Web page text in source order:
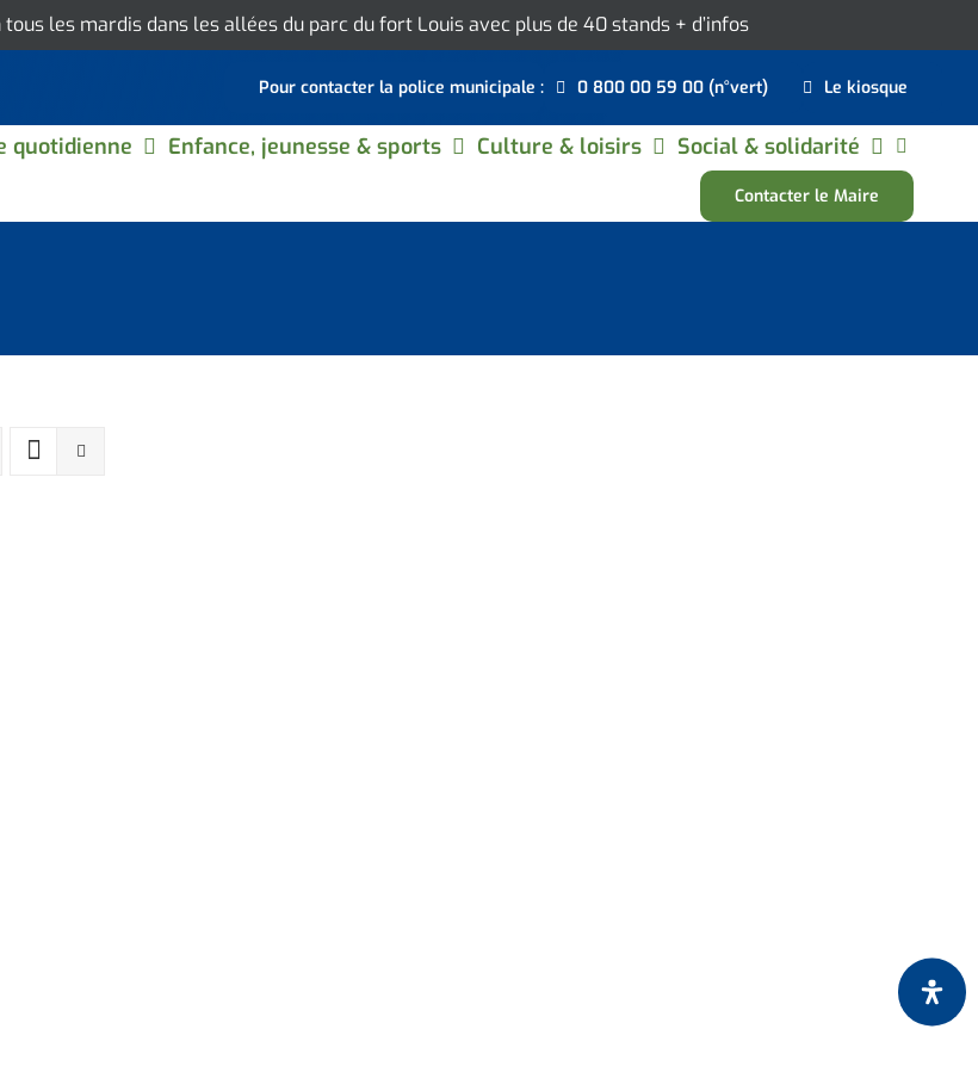
tous les mardis dans les allées du parc du fort Louis avec plus de 40 stands + d’infos
Pour contacter la police municipale : 0 800 00 59 00 (n°vert) Le kiosque
quotidienne Enfance, jeunesse & sports Culture & loisirs Social & solidarité
Contacter le Maire